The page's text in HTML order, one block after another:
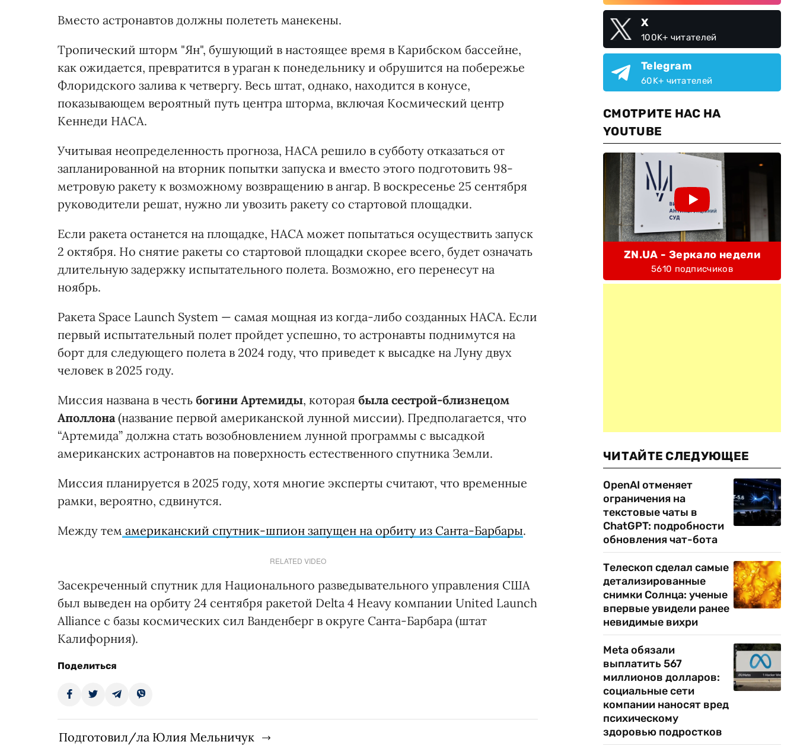
Вместо астронавтов должны полететь манекены.
Тропический шторм "Ян", бушующий в настоящее время в Карибском бассейне,
как ожидается, превратится в ураган к понедельнику и обрушится на побережье
Флоридского залива к четвергу. Весь штат, однако, находится в конусе,
показывающем вероятный путь центра шторма, включая Космический центр
Кеннеди НАСА.
Учитывая неопределенность прогноза, НАСА решило в субботу отказаться от
запланированной на вторник попытки запуска и вместо этого подготовить 98-
метровую ракету к возможному возвращению в ангар. В воскресенье 25 сентября
руководители решат, нужно ли увозить ракету со стартовой площадки.
Если ракета останется на площадке, НАСА может попытаться осуществить запуск
2 октября. Но снятие ракеты со стартовой площадки скорее всего, будет означать
длительную задержку испытательного полета. Возможно, его перенесут на
ноябрь.
Ракета Space Launch System — самая мощная из когда-либо созданных НАСА. Если
первый испытательный полет пройдет успешно, то астронавты поднимутся на
борт для следующего полета в 2024 году, что приведет к высадке на Луну двух
человек в 2025 году.
Миссия названа в честь богини Артемиды, которая была сестрой-близнецом
Аполлона (название первой американской лунной миссии). Предполагается, что
“Артемида” должна стать возобновлением лунной программы с высадкой
американских астронавтов на поверхность естественного спутника Земли.
Миссия планируется в 2025 году, хотя многие эксперты считают, что временные
рамки, вероятно, сдвинутся.
Между тем американский спутник-шпион запущен на орбиту из Санта-Барбары.
RELATED VIDEO
Засекреченный спутник для Национального разведывательного управления США
был выведен на орбиту 24 сентября ракетой Delta 4 Heavy компании United Launch
Alliance с базы космических сил Ванденберг в округе Санта-Барбара (штат
Калифорния).
Поделиться
Подготовил/ла Юлия Мельничук
X
100K+ читателей
Telegram
60K+ читателей
СМОТРИТЕ НАС НА
YOUTUBE
ZN.UA - Зеркало недели
5610 подписчиков
ЧИТАЙТЕ СЛЕДУЮЩЕЕ
OpenAI отменяет
ограничения на
текстовые чаты в
ChatGPT: подробности
обновления чат-бота
Телескоп сделал самые
детализированные
снимки Солнца: ученые
впервые увидели ранее
невидимые вихри
Meta обязали
выплатить 567
миллионов долларов:
социальные сети
компании наносят вред
психическому
здоровью подростков